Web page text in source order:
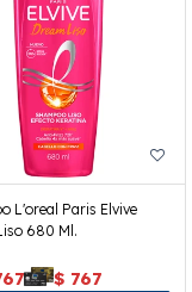
L'oreal Paris Elvive
680 Ml.
$ 767